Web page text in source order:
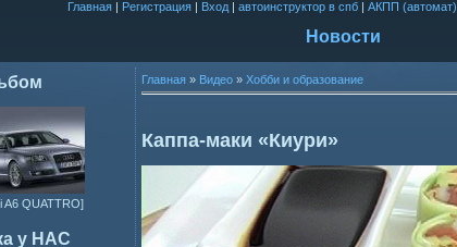
Главная| Регистрация| Вход| автоинструктор в спб| АКПП (автомат)
Новости
A6 QUATTRO]
у НАС
Главная » Видео » Хобби и образование
Каппа-маки «Киури»